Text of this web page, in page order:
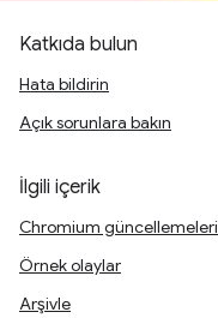
Katkıda bulun
Hata bildirin
Açık sorunlara bakın
İlgili içerik
Chromium güncellemeleri
Örnek olaylar
Arşivle